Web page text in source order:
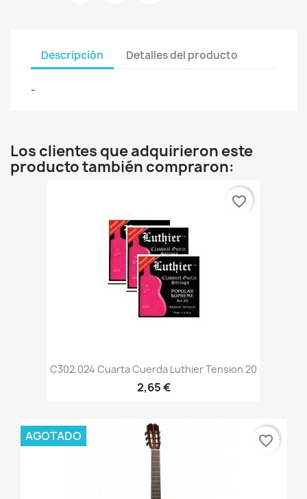
Descripción Detalles del producto
-
Los clientes que adquirieron este
producto también compraron:
C302.024 Cuarta Cuerda Luthier Tension 20
2,65 €
favorite_border
AGOTADO favorite_border